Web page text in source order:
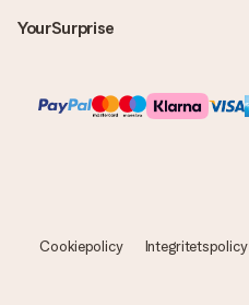
YourSurprise
Cookiepolicy Integritetspolicy